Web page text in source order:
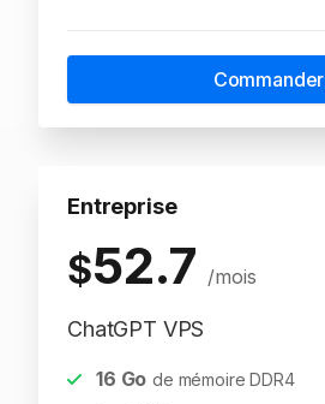
Commander
Entreprise
$52.7 /mois
ChatGPT VPS
16 Go de mémoire DDR4